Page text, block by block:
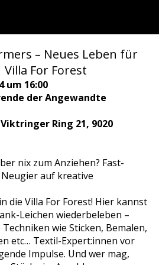
– Neues Leben für
For Forest
um 16:00
der Angewandte
Ring 21, 9020
nix zum Anziehen? Fast-
auf kreative
die Villa For Forest! Hier kannst
Leichen wiederbeleben –
wie Sticken, Bemalen,
etc… Textil-Expert:innen vor
Impulse. Und wer mag,